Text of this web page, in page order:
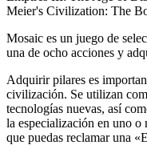
Meier's Civilization: The
Mosaic es un juego de
una de ocho acciones y
Adquirir pilares es
civilización. Se utilizan
tecnologías nuevas, así
la especialización en uno
que puedas reclamar una